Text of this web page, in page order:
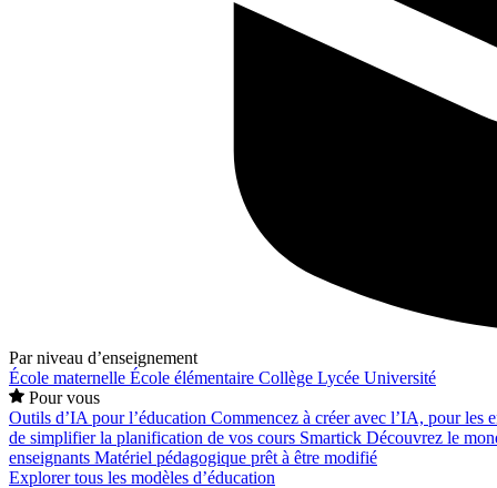
Par niveau d’enseignement
École maternelle École élémentaire Collège Lycée Université
Pour vous
Outils d’IA pour l’éducation Commencez à créer avec l’IA, pour les
de simplifier la planification de vos cours Smartick Découvrez le
enseignants Matériel pédagogique prêt à être modifié
Explorer tous les modèles d’éducation